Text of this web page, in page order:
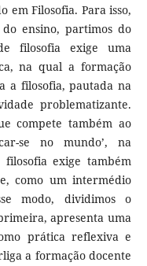
em Filosofia. Para isso,
ensino, partimos do
filosofia exige uma
na qual a formação
a filosofia, pautada na
problematizante.
compete também ao
se no mundo’, na
exige também
como um intermédio
modo, dividimos o
apresenta uma
prática reflexiva e
a formação docente